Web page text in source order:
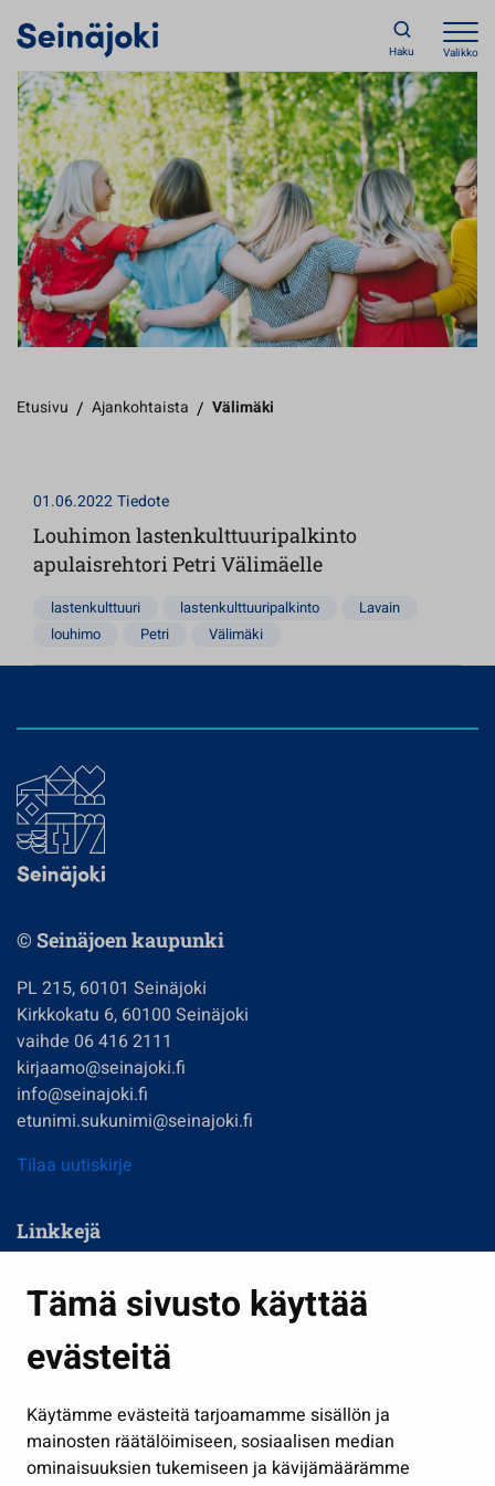
Tämä sivusto käyttää
evästeitä
Käytämme evästeitä tarjoamamme sisällön ja
mainosten räätälöimiseen, sosiaalisen median
ominaisuuksien tukemiseen ja kävijämäärämme
Haku Valikko
Etusivu / Ajankohtaista / Välimäki
01.06.2022Tiedote
Louhimon lastenkulttuuripalkinto
apulaisrehtori Petri Välimäelle
lastenkulttuuri lastenkulttuuripalkinto
Lavain
louhimo
Petri Välimäki
© Seinäjoen kaupunki
PL 215, 60101 Seinäjoki
Kirkkokatu 6, 60100 Seinäjoki
vaihde 06 416 2111
kirjaamo@seinajoki.fi
info@seinajoki.fi
etunimi.sukunimi@seinajoki.fi
Tilaa uutiskirje
Linkkejä
Kasvatus ja opetus
Kulttuuri ja liikunta
Työ ja yrittäminen
Osallistu ja asioi